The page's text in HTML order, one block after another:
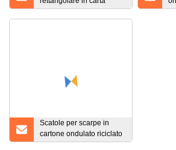
Dubai 2114 Contenitore
Scatole per scarpe in
cartone ondulato riciclato
Scatola per scarpe in